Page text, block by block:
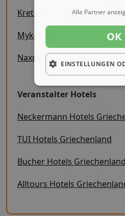
Kreta
Mykonos
Naxos
Veranstalter Hotels
Neckermann Hotels
TUI Hotels Griechenland
Bucher Hotels Griechenland
Alltours Hotels
Alle Partner
OK
EINSTELLUNGEN